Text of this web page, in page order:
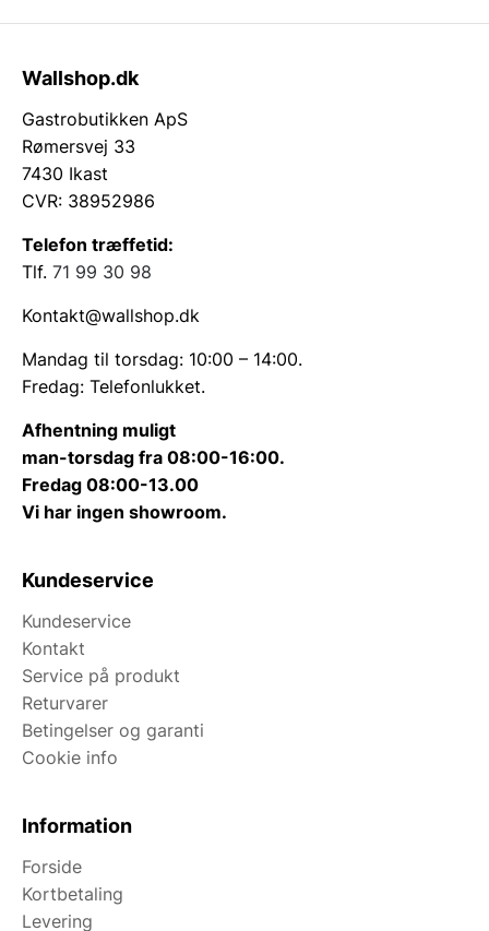
Wallshop.dk
Gastrobutikken ApS
Rømersvej 33
7430 Ikast
CVR: 38952986
Telefon træffetid:
Tlf. 71 99 30 98
Kontakt@wallshop.dk
Mandag til torsdag: 10:00 – 14:00.
Fredag: Telefonlukket.
Afhentning muligt
man-torsdag fra 08:00-16:00.
Fredag 08:00-13.00
Vi har ingen showroom.
Kundeservice
Kundeservice
Kontakt
Service på produkt
Returvarer
Betingelser og garanti
Cookie info
Information
Forside
Kortbetaling
Levering